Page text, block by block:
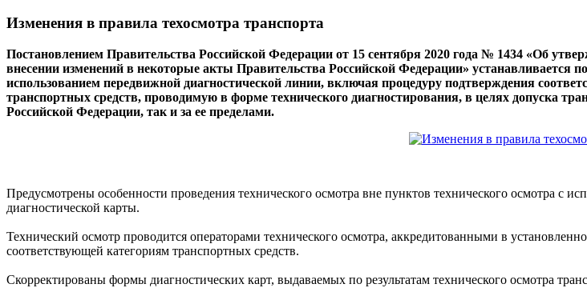
Изменения в правила техосмотра транспорта
Постановлением Правительства Российской Федерации от 15 сентября 2020 года № 1434 «Об
внесении изменений в некоторые акты Правительства Российской Федерации» устанавливается
использованием передвижной диагностической линии, включая процедуру подтверждения
транспортных средств, проводимую в форме технического диагностирования, в целях допуска
Российской Федерации, так и за ее пределами.
Предусмотрены особенности проведения технического осмотра вне пунктов технического осмотра с
диагностической карты.
Технический осмотр проводится операторами технического осмотра, аккредитованными в
соответствующей категориям транспортных средств.
Скорректированы формы диагностических карт, выдаваемых по результатам технического осмотра